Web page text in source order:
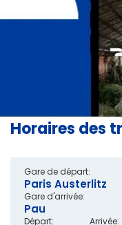
Horaires des
Départ: Arrivée:
Gare de départ:
Paris Austerlitz
Gare d'arrivée:
Pau